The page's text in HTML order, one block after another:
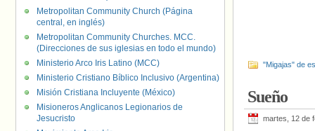
"Migajas" de
Sueño
martes, 12 de
Metropolitan Community Church (Página
central, en inglés)
Metropolitan Community Churches. MCC.
(Direcciones de sus iglesias en todo el mundo)
Ministerio Arco Iris Latino (MCC)
Ministerio Cristiano Bíblico Inclusivo (Argentina)
Misión Cristiana Incluyente (México)
Misioneros Anglicanos Legionarios de
Jesucristo